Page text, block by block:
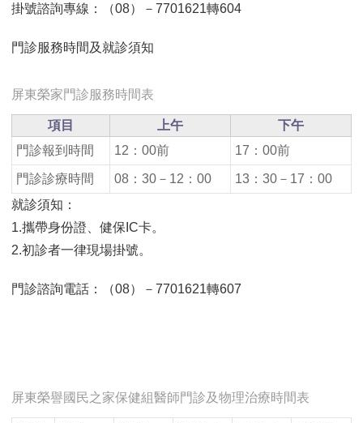
掛號諮詢專線：（08）－7701621轉604
門診服務時間及就診須知
項目 上午 下午
屏東榮家門診服務時間表
門診報到時間 12：00前 17：00前
門診診療時間 08：30－12：00
13：30－17：00
就診須知：
1.攜帶身份證、健保IC卡。
2.初診者一律現場掛號。
門診諮詢電話：（08）－7701621轉607
屏東榮譽國民之家保健組醫師門診及物理治療時間表